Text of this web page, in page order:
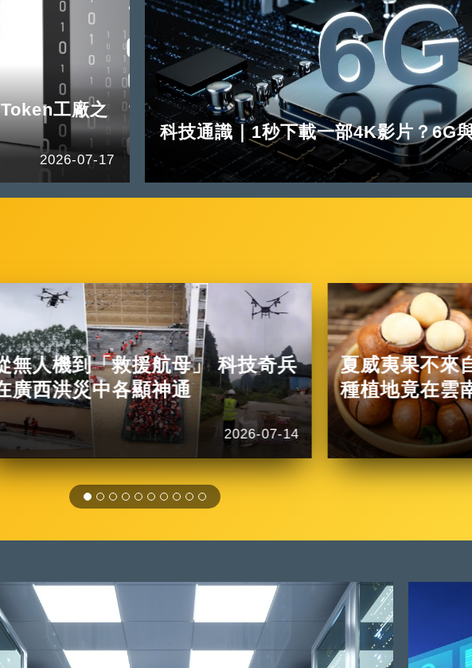
工廠之
2026-07-17
科技通識｜1秒下載一部4K影片？6G
無人機到「救援航母」 科技奇兵
廣西洪災中各顯神通
2026-07-14
夏威夷果不來
種植地竟在雲